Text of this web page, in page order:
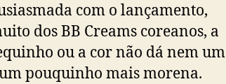
com o lançamento,
dos BB Creams coreanos, a
ou a cor não dá nem um
pouquinho mais morena.